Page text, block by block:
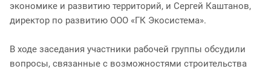
экономике и развитию территорий, и Сергей Каштанов,
директор по развитию ООО «ГК Экосистема».
В ходе заседания участники рабочей группы обсудили
вопросы, связанные с возможностями строительства